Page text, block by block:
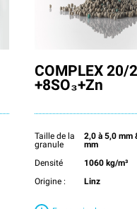
COMPLEX 20/
+8SO₃+Zn
Taille de la
granule
2,0 à 5,0 mm
mm
Densité
1060 kg/m³
Origine :
Linz